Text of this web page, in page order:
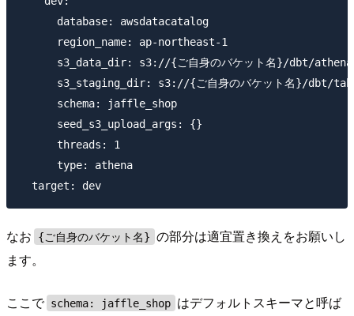
      database: awsdatacatalog
      region_name: ap-northeast-1
s3_data_dir: s3://{ご自身のバケット名}/dbt/
s3_staging_dir: s3://{ご自身のバケット名}/dbt/
      schema: jaffle_shop
      seed_s3_upload_args: {}
      threads: 1
      type: athena
なお {ご自身のバケット名} の部分は適宜置き換えをお願いし
ます。
ここで schema: jaffle_shop はデフォルトスキーマと呼ば